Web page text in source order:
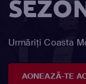
Urmăriți Coasta
AONEAZĂ-TE